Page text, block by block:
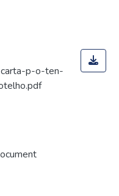
p-o-ten-